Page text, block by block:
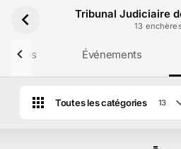
Tribunal Judiciaire
13 enchère
propos Événements
Toutes les catégories 13